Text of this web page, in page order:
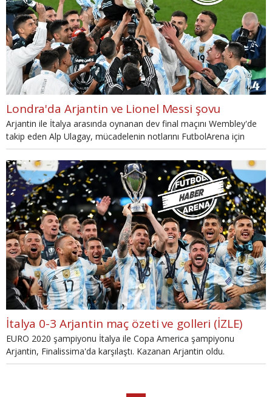
Londra'da Arjantin ve Lionel Messi şovu
Arjantin ile İtalya arasında oynanan dev final maçını Wembley'de
takip eden Alp Ulagay, mücadelenin notlarını FutbolArena için
kaleme aldı.
İtalya 0-3 Arjantin maç özeti ve golleri (İZLE)
EURO 2020 şampiyonu İtalya ile Copa America şampiyonu
Arjantin, Finalissima'da karşılaştı. Kazanan Arjantin oldu.